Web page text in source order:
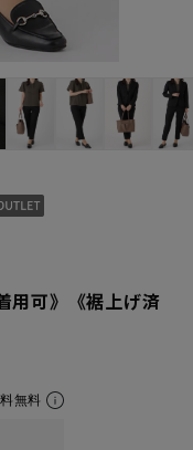
用可》《裾上げ済
無料